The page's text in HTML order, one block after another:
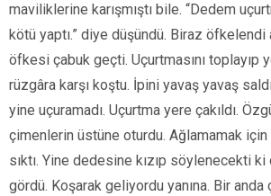
maviliklerine karışmıştı bile. “Dedem
kötü yaptı.” diye düşündü. Biraz öfkelendi
öfkesi çabuk geçti. Uçurtmasını toplayıp
rüzgâra karşı koştu. İpini yavaş yavaş
yine uçuramadı. Uçurtma yere çakıldı.
çimenlerin üstüne oturdu. Ağlamamak
sıktı. Yine dedesine kızıp söylenecekti ki
gördü. Koşarak geliyordu yanına. Bir anda